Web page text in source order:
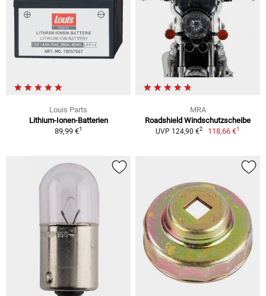
Louis Parts
Lithium-Ionen-Batterien
89,99 €1
MRA
Roadshield Windschutzscheibe
UVP 124,90 €2 118,66 €1